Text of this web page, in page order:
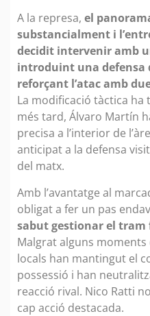
A la represa, el
substancialment i
decidit intervenir amb
introduint una defensa
reforçant l’atac amb
La modificació tàctica
més tard, Álvaro Martín
precisa a l’interior de
anticipat a la defensa
del matx.
Amb l’avantatge al
obligat a fer un pas
sabut gestionar el tram
Malgrat alguns
locals han mantingut el
possessió i han
reacció rival. Nico Ratti
cap acció destacada.